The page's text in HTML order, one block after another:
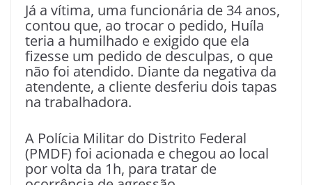
Já a vítima, uma funcionária de 34 anos,
contou que, ao trocar o pedido, Huíla
teria a humilhado e exigido que ela
fizesse um pedido de desculpas, o que
não foi atendido. Diante da negativa da
atendente, a cliente desferiu dois tapas
na trabalhadora.
A Polícia Militar do Distrito Federal
(PMDF) foi acionada e chegou ao local
por volta da 1h, para tratar de